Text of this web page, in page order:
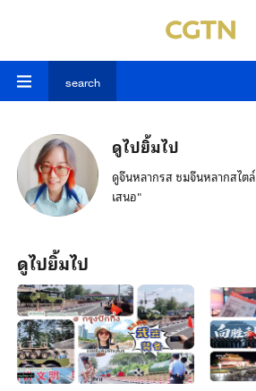
search
ดูไปยิ้มไป
ดูจีนหลากรส ชมจีนหลากสไ
เสนอ"
ดูไปยิ้มไป